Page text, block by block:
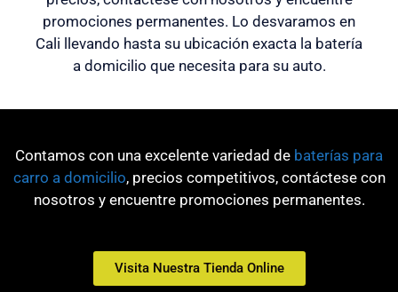
promociones permanentes. Lo desvaramos en
Cali llevando hasta su ubicación exacta la batería
a domicilio que necesita para su auto.
Contamos con una excelente variedad de baterías para
carro a domicilio, precios competitivos, contáctese con
nosotros y encuentre promociones permanentes.
Visita Nuestra Tienda Online